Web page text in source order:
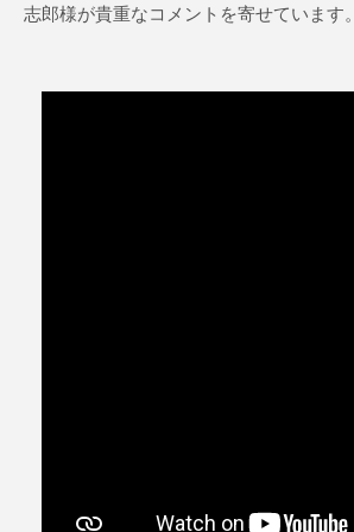
志郎様が貴重なコメントを寄せています。